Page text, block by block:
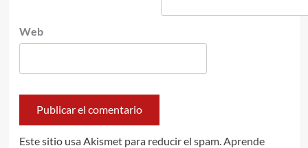
Web
Este sitio usa Akismet para reducir el spam. Aprende